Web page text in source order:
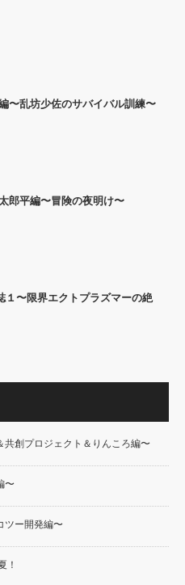
〜乱坊少佐のサバイバル訓練〜
郎平編〜冒険の夜明け〜
１〜限界エクトプラズマーの絶
創プロジェクト＆りんころ編〜
〜
ツー開発編〜
！